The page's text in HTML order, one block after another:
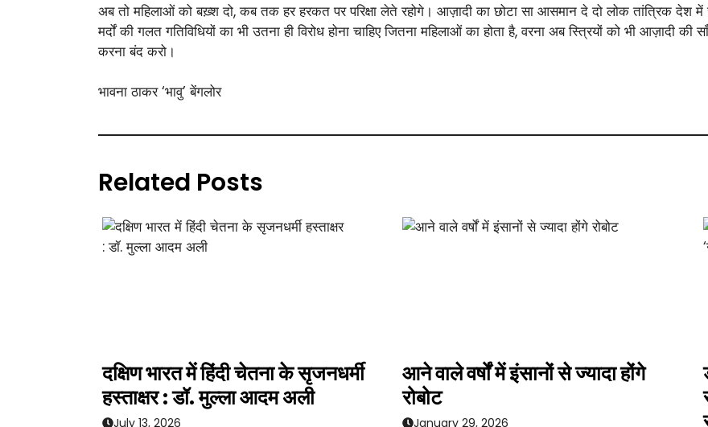
अब तो महिलाओं को बख़्श दो, कब तक हर हरकत पर परिक्षा लेते रहोगे। आज़ादी का छोटा सा आसमान दे दो लोक तांत्रिक देश
मर्दों की गलत गतिविधियों का भी उतना ही विरोध होना चाहिए जितना महिलाओं का होता है, वरना अब स्त्रियों को भी आज़ादी
करना बंद करो।
भावना ठाकर ‘भावु’ बेंगलोर
Related Posts
दक्षिण भारत में हिंदी चेतना के सृजनधर्मी
हस्ताक्षर : डॉ. मुल्ला आदम अली
July 13, 2026
आने वाले वर्षों में इंसानों से ज्यादा होंगे
रोबोट
January 29, 2026